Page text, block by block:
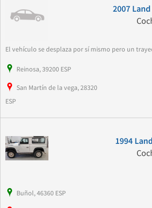
2007
El vehículo se desplaza por sí mismo pero un
Reinosa, 39200 ESP
San Martín de la vega, 28320
ESP
1994
Buñol, 46360 ESP